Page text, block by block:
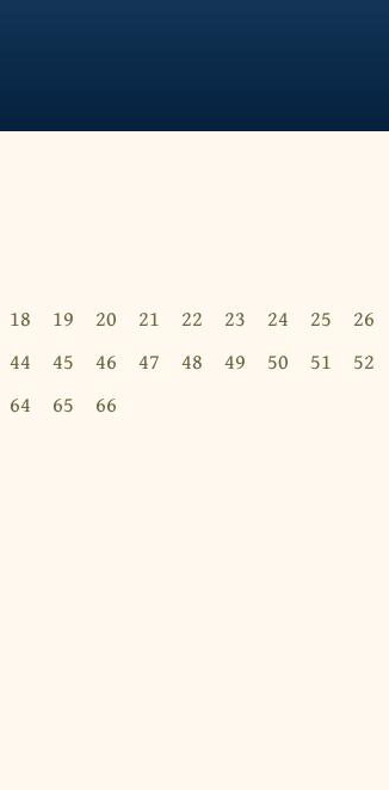
18 19 20 21 22 23 24 25
26
44 45 46 47 48 49 50 51
52
64 65 66